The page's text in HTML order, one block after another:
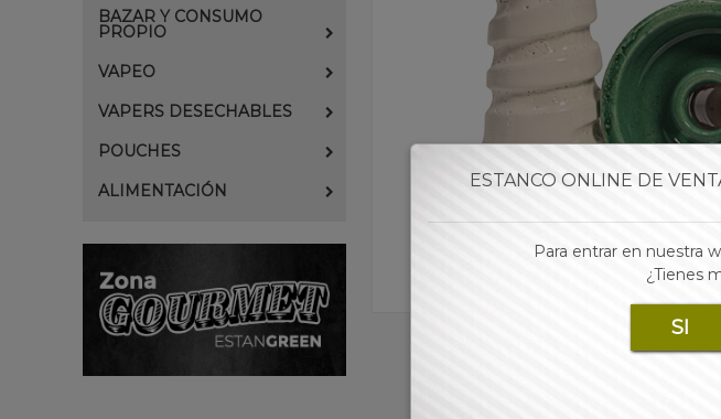
BAZAR Y CONSUMO
PROPIO
VAPEO
VAPERS DESECHABLES
POUCHES
ALIMENTACIÓN
ESTANCO ONLINE DE
Para entrar en nuestra
¿Tienes
SI